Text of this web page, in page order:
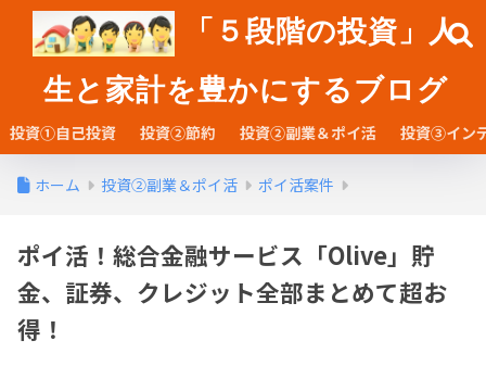
「５段階の投資」人
生と家計を豊かにするブログ
投資①自己投資 投資②節約 投資②副業＆ポイ活 投資③イン
ホーム 投資②副業＆ポイ活 ポイ活案件
ポイ活！総合金融サービス「Olive」貯
金、証券、クレジット全部まとめて超お
得！